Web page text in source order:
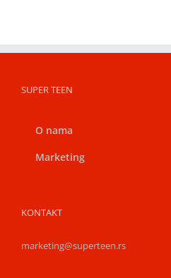
SUPER TEEN
O nama
Marketing
KONTAKT
marketing@superteen.rs